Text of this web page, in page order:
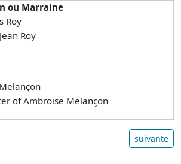
ou Marraine
Roy
Roy
of Ambroise Melançon
suivante